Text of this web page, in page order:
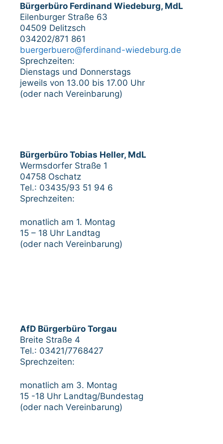
Bürgerbüro Ferdinand Wiedeburg, MdL
Eilenburger Straße 63
04509 Delitzsch
034202/871 861
buergerbuero@ferdinand-wiedeburg.de
Sprechzeiten:
Dienstags und Donnerstags
jeweils von 13.00 bis 17.00 Uhr
(oder nach Vereinbarung)
Bürgerbüro Tobias Heller, MdL
Wermsdorfer Straße 1
04758 Oschatz
Tel.: 03435/93 51 94 6
Sprechzeiten:
monatlich am 1. Montag
15 – 18 Uhr Landtag
(oder nach Vereinbarung)
AfD Bürgerbüro Torgau
Breite Straße 4
Tel.: 03421/7768427
Sprechzeiten:
monatlich am 3. Montag
15 -18 Uhr Landtag/Bundestag
(oder nach Vereinbarung)